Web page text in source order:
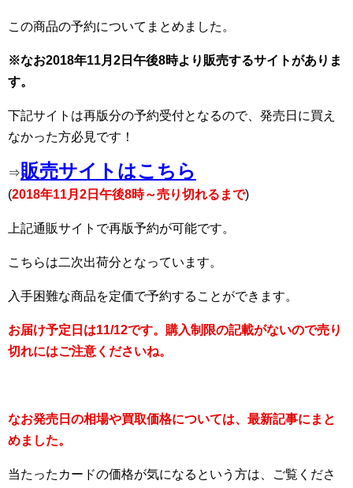
この商品の予約についてまとめました。
※なお2018年11月2日午後8時より販売するサイトがありま
す。
下記サイトは再版分の予約受付となるので、発売日に買え
なかった方必見です！
⇒販売サイトはこちら
(2018年11月2日午後8時～売り切れるまで)
上記通販サイトで再版予約が可能です。
こちらは二次出荷分となっています。
入手困難な商品を定価で予約することができます。
お届け予定日は11/12です。購入制限の記載がないので売り
切れにはご注意くださいね。
なお発売日の相場や買取価格については、最新記事にまと
めました。
当たったカードの価格が気になるという方は、ご覧くださ